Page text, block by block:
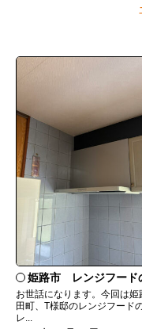
姫路市 レンジフード
お世話になります。今回は姫
田町、T様邸のレンジフード
レ...